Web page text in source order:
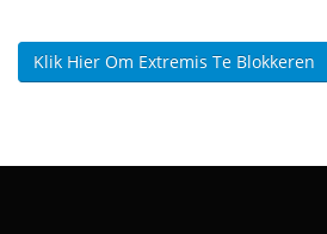
Klik Hier Om Extremis Te Blokkeren